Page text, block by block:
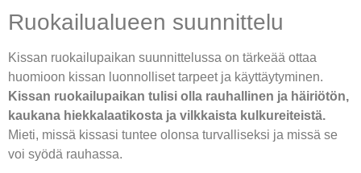
Ruokailualueen suunnittelu
Kissan ruokailupaikan suunnittelussa on tärkeää ottaa
huomioon kissan luonnolliset tarpeet ja käyttäytyminen.
Kissan ruokailupaikan tulisi olla rauhallinen ja häiriötön,
kaukana hiekkalaatikosta ja vilkkaista kulkureiteistä.
Mieti, missä kissasi tuntee olonsa turvalliseksi ja missä se
voi syödä rauhassa.